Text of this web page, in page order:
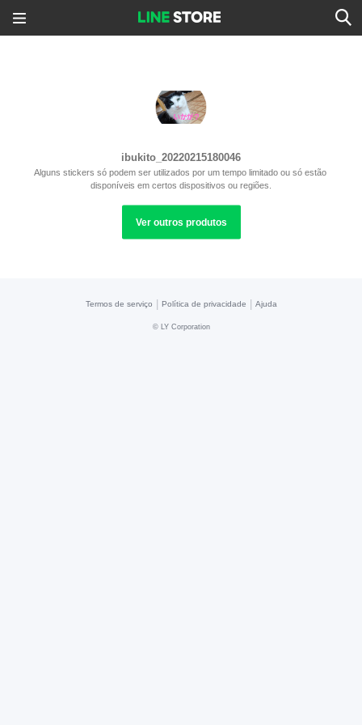
ibukito_20220215180046
Alguns stickers só podem ser utilizados por um tempo limitado ou só estão
disponíveis em certos dispositivos ou regiões.
Ver outros produtos
Termos de serviço Política de privacidade Ajuda
© LY Corporation